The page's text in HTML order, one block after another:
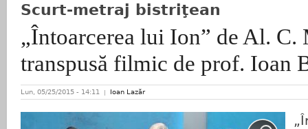
Scurt-metraj bistriţean
„Întoarcerea lui Ion” de Al. C.
transpusă filmic de prof. Ioan
Lun, 05/25/2015 - 14:11 Ioan Lazăr